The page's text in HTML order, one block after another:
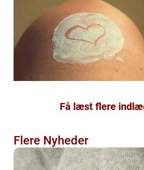
Få læst flere
Flere Nyheder